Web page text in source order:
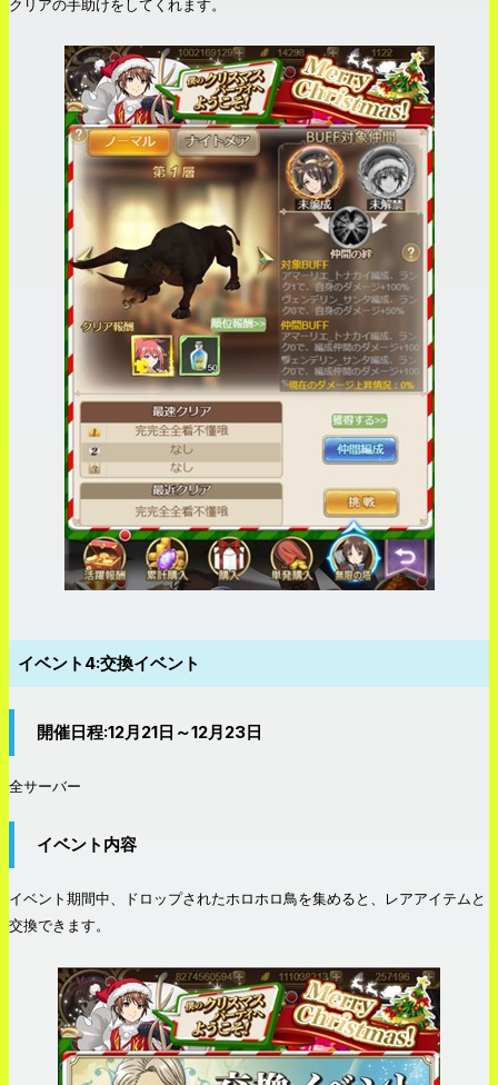
クリアの手助けをしてくれます。
イベント4:交換イベント
開催日程:12月21日～12月23日
全サーバー
イベント内容
イベント期間中、ドロップされたホロホロ鳥を集めると、レアアイテムと
交換できます。